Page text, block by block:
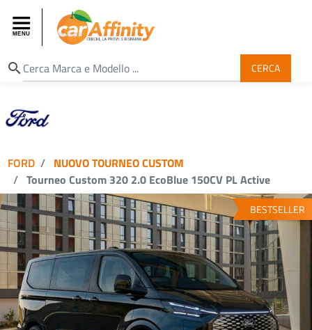
search CERCA
FORD
NUOVO TOURNEO CUSTOM
Tourneo Custom 320 2.0 EcoBlue 150CV PL Active
BESTSELLER